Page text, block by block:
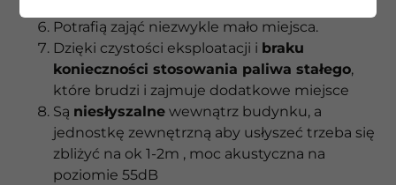
Potrafią zająć niezwykle mało miejsca.
Dzięki czystości eksploatacji i braku
konieczności stosowania paliwa stałego,
które brudzi i zajmuje dodatkowe miejsce
Są niesłyszalne wewnątrz budynku, a
jednostkę zewnętrzną aby usłyszeć trzeba się
zbliżyć na ok 1-2m , moc akustyczna na
poziomie 55dB